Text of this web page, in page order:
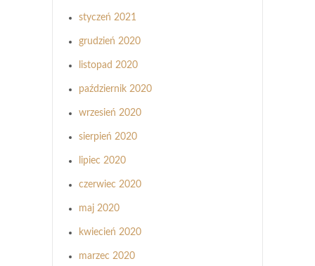
styczeń 2021
grudzień 2020
listopad 2020
październik 2020
wrzesień 2020
sierpień 2020
lipiec 2020
czerwiec 2020
maj 2020
kwiecień 2020
marzec 2020